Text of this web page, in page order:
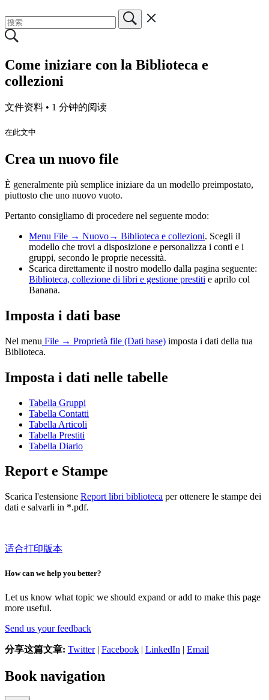
Come iniziare con la Biblioteca e
collezioni
文件资料 • 1 分钟的阅读
在此文中
Crea un nuovo file
È generalmente più semplice iniziare da un modello preimpostato,
piuttosto che uno nuovo vuoto.
Pertanto consigliamo di procedere nel seguente modo:
Menu File → Nuovo→ Biblioteca e collezioni. Scegli il
modello che trovi a disposizione e personalizza i conti e i
gruppi, secondo le proprie necessità.
Scarica direttamente il nostro modello dalla pagina seguente:
Biblioteca, collezione di libri e gestione prestiti e aprilo col
Banana.
Imposta i dati base
Nel menu File → Proprietà file (Dati base) imposta i dati della tua
Biblioteca.
Imposta i dati nelle tabelle
Tabella Gruppi
Tabella Contatti
Tabella Articoli
Tabella Prestiti
Tabella Diario
Report e Stampe
Scarica l'estensione Report libri biblioteca per ottenere le stampe dei
dati e salvarli in *.pdf.
适合打印版本
How can we help you better?
Let us know what topic we should expand or add to make this page
more useful.
Send us your feedback
分享这篇文章: Twitter| Facebook | LinkedIn | Email
Book navigation